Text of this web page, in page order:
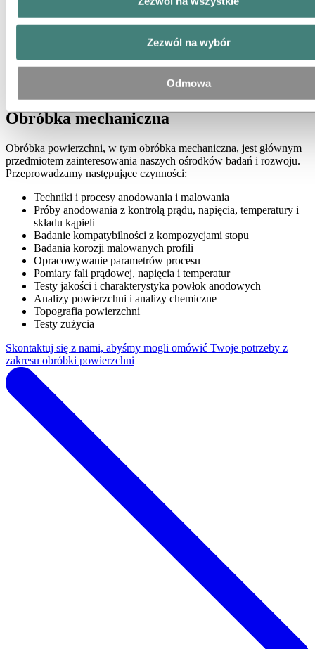
Zezwól na wybór
Odmowa
Dlaczego anodowanie jest przydatne
W wyniku anodowania na profilach aluminiowych tworzy się
odporna na zabrudzenia powierzchnia oraz zwiększa się odporność
profili na korozję. Powierzchnia jest pokryta izolowaną elektrycznie
Dodatkowo jest też przyjemna w dotyku.
Obróbka mechaniczna
Obróbka powierzchni, w tym obróbka mechaniczna, jest głównym
przedmiotem zainteresowania naszych ośrodków badań i rozwoju.
Przeprowadzamy następujące czynności:
Techniki i procesy anodowania i malowania
Próby anodowania z kontrolą prądu, napięcia, temperatury i
składu kąpieli
Badanie kompatybilności z kompozycjami stopu
Badania korozji malowanych profili
Opracowywanie parametrów procesu
Pomiary fali prądowej, napięcia i temperatur
Testy jakości i charakterystyka powłok anodowych
Analizy powierzchni i analizy chemiczne
Topografia powierzchni
Testy zużycia
Skontaktuj się z nami, abyśmy mogli omówić Twoje potrzeby z
zakresu obróbki powierzchni